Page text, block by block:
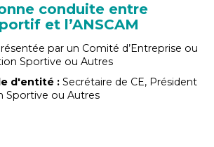
conduite entre
et l’ANSCAM
par un Comité d’Entreprise ou
Sportive ou Autres
d'entité : Secrétaire de CE, Président
Sportive ou Autres